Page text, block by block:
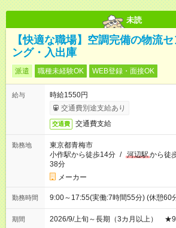
未読
【快適な職場】空調完備の物流
ング・入出庫
派遣 職種未経験OK WEB登録・面接OK
給与
時給1550円
交通費別途支給あり
交通費 交通費支給
勤務地
東京都青梅市
小作駅から徒歩14分 / 河辺駅から徒
38分
メーカー
勤務時間 9:00～17:55(実働:7時間55分) (休憩60
期間 2026/9/上旬～長期（3カ月以上） ★9